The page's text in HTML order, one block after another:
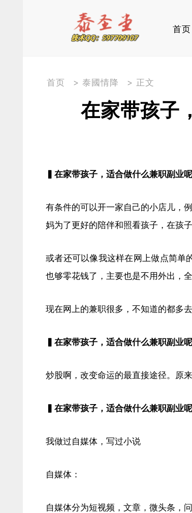
首页
首页 > 泰國情降 > 正文
在家带孩子
▍在家带孩子，适合做什么兼职副业
有条件的可以开一家自己的小店儿，
妈为了更好的陪伴和照看孩子，在孩
或者还可以像我这样在网上做点简单
也够零花钱了，主要也是不用外出，
现在网上的兼职很多，不知道的都多
▍在家带孩子，适合做什么兼职副业
炒股啊，改变命运的最直接途径。原
▍在家带孩子，适合做什么兼职副业
我做过自媒体，写过小说
自媒体：
自媒体分为短视频，文章，微头条，